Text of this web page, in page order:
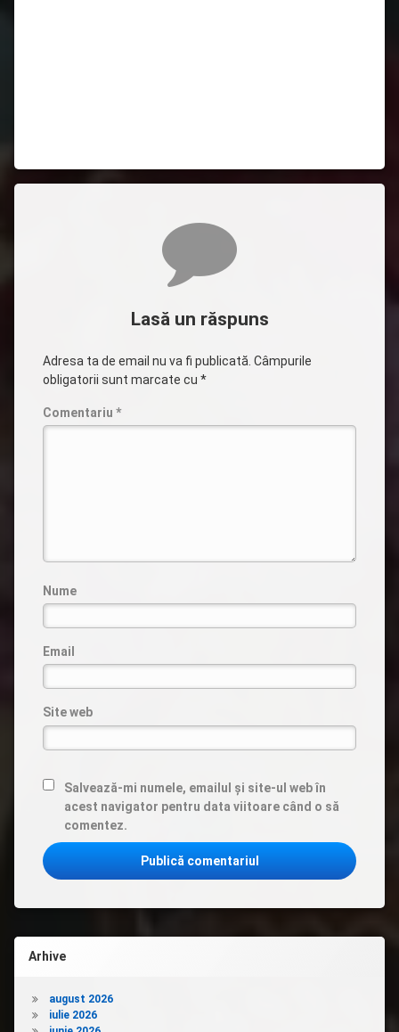
Lasă un răspuns
Adresa ta de email nu va fi publicată. Câmpurile
obligatorii sunt marcate cu *
Comentariu *
Nume
Email
Site web
Salvează-mi numele, emailul și site-ul web în
acest navigator pentru data viitoare când o să
comentez.
Arhive
august 2026
iulie 2026